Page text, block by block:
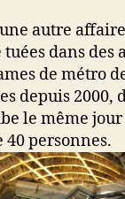
autre
dans des
de métro
depuis 2000,
le même
40 personnes.